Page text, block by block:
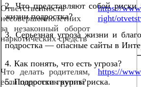
Ответственность
несовершеннолетних
за незаконный оборот
наркотических средств
https://
right/
Что делать родителям,
если подросток курит?
https://
2. Что представляют собой риски
жизни подростка?
3. Серьезная угроза жизни и
подростка — опасные сайты в
4. Как понять, что есть угроза?
5. Подростки группы риска.